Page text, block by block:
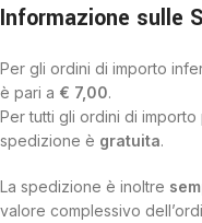
Informazione sulle
Per gli ordini di importo
è pari a € 7,00.
Per tutti gli ordini di
spedizione è gratuita.
La spedizione è inoltre
valore complessivo